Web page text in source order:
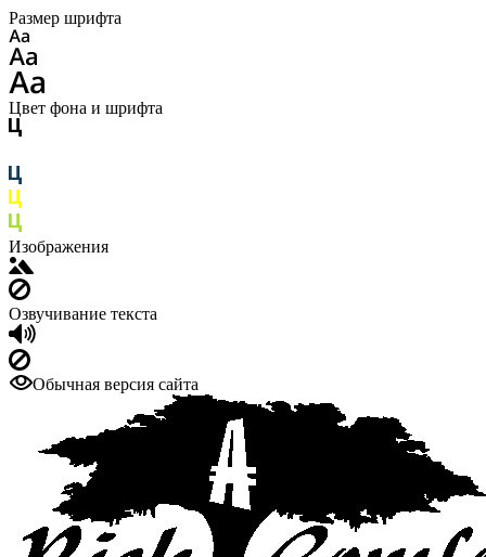
Размер шрифта
Цвет фона и шрифта
Изображения
Озвучивание текста
Обычная версия сайта